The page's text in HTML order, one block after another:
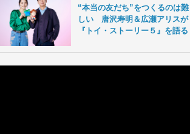
“本当の友だち”をつくるのは難
しい 唐沢寿明＆広瀬アリスが
『トイ・ストーリー５』を語る